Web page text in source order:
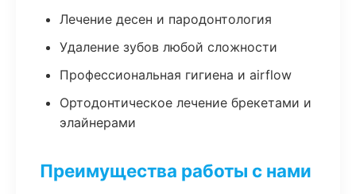
Лечение десен и пародонтология
Удаление зубов любой сложности
Профессиональная гигиена и airflow
Ортодонтическое лечение брекетами и
элайнерами
Преимущества работы с нами